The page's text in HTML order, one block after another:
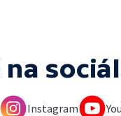
na
Instagram